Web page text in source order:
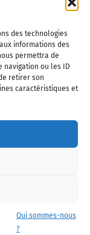
des technologies
informations des
permettra de
ou les ID
retirer son
caractéristiques et
Qui sommes-nous
?
Partenaires
Cookies
d'affaires, les
location d'aéronefs
Toute reproduction,
de l’Aviation.